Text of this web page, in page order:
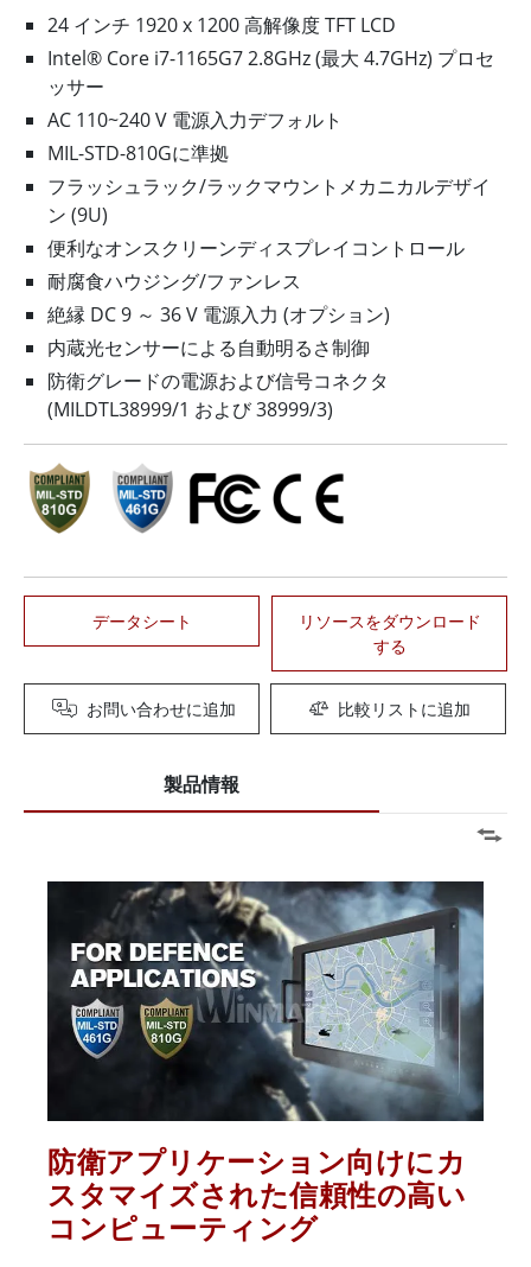
24 インチ 1920 x 1200 高解像度 TFT LCD
Intel® Core i7-1165G7 2.8GHz (最大 4.7GHz) プロセ
ッサー
AC 110~240 V 電源入力デフォルト
MIL-STD-810Gに準拠
フラッシュラック/ラックマウントメカニカルデザイ
ン (9U)
便利なオンスクリーンディスプレイコントロール
耐腐食ハウジング/ファンレス
絶縁 DC 9 ～ 36 V 電源入力 (オプション)
内蔵光センサーによる自動明るさ制御
防衛グレードの電源および信号コネクタ
(MILDTL38999/1 および 38999/3)
データシート
リソースをダウンロード
する
お問い合わせに追加 比較リストに追加
製品情報
防衛アプリケーション向けにカ
スタマイズされた信頼性の高い
コンピューティング